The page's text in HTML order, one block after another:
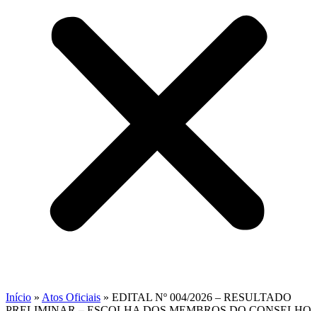
Início » Atos Oficiais » EDITAL Nº 004/2026 – RESULTADO